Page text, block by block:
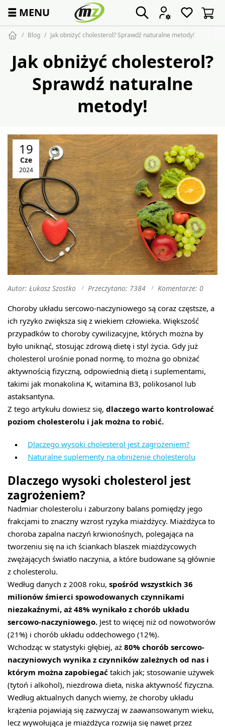
☰ MENU
Blog Jak obniżyć cholesterol? Sprawdź naturalne metody!
Jak obniżyć cholesterol?
Sprawdź naturalne
metody!
19
Cze
2024
Autor: Łukasz Szostko Przeczytano: 7384 Komentarze: 0
Choroby układu sercowo-naczyniowego są coraz częstsze, a
ich ryzyko zwiększa się z wiekiem człowieka. Większość
przypadków to choroby cywilizacyjne, których można by
było uniknąć, stosując zdrową dietę i styl życia. Gdy już
cholesterol urośnie ponad normę, to można go obniżać
aktywnością fizyczną, odpowiednią dietą i suplementami,
takimi jak monakolina K, witamina B3, polikosanol lub
astaksantyna.
Z tego artykułu dowiesz się, dlaczego warto kontrolować
poziom cholesterolu i jak można to robić.
Dlaczego wysoki cholesterol jest zagrożeniem?
Naturalne suplementy na obniżenie cholesterolu
Dlaczego wysoki cholesterol jest
zagrożeniem?
Nadmiar cholesterolu i zaburzony balans pomiędzy jego
frakcjami to znaczny wzrost ryzyka miażdżycy. Miażdżyca to
choroba zapalna naczyń krwionośnych, polegająca na
tworzeniu się na ich ściankach blaszek miażdżycowych
zwężających światło naczynia, a które budowane są głównie
z cholesterolu.
Według danych z 2008 roku, spośród wszystkich 36
milionów śmierci spowodowanych czynnikami
niezakaźnymi, aż 48% wynikało z chorób układu
sercowo-naczyniowego. Jest to więcej niż od nowotworów
(21%) i chorób układu oddechowego (12%).
Wchodząc w statystyki głębiej, aż 80% chorób sercowo-
naczyniowych wynika z czynników zależnych od nas i
którym można zapobiegać takich jak; stosowanie używek
(tytoń i alkohol), niezdrowa dieta, niska aktywność fizyczna.
Według aktualnych danych wiemy, że choroby układu
krążenia pojawiają się zazwyczaj w zaawansowanym wieku,
lecz wywołująca je miażdżyca rozwija się nawet przez